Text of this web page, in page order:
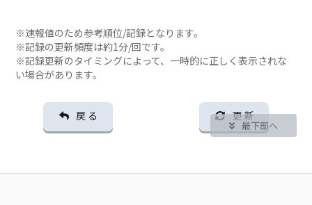
※速報値のため参考順位/記録となります。
※記録の更新頻度は約1分/回です。
※記録更新のタイミングによって、一時的に正しく表示されな
い場合があります。
戻 る 更 新
最下部へ